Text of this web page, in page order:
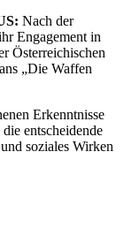
Nach der
Engagement in
Österreichischen
„Die Waffen
Erkenntnisse
entscheidende
soziales Wirken